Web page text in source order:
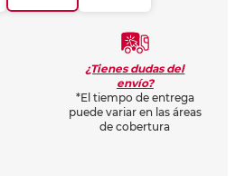
¿Tienes dudas del
envío?
*El tiempo de entrega
puede variar en las áreas
de cobertura